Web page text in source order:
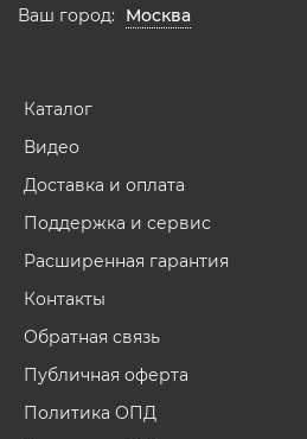
Ваш город: Москва
Каталог
Видео
Доставка и оплата
Поддержка и сервис
Расширенная гарантия
Контакты
Обратная связь
Публичная оферта
Политика ОПД